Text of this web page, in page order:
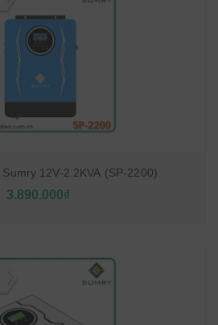
12V-2.2KVA (SP-2200)
3.890.000₫